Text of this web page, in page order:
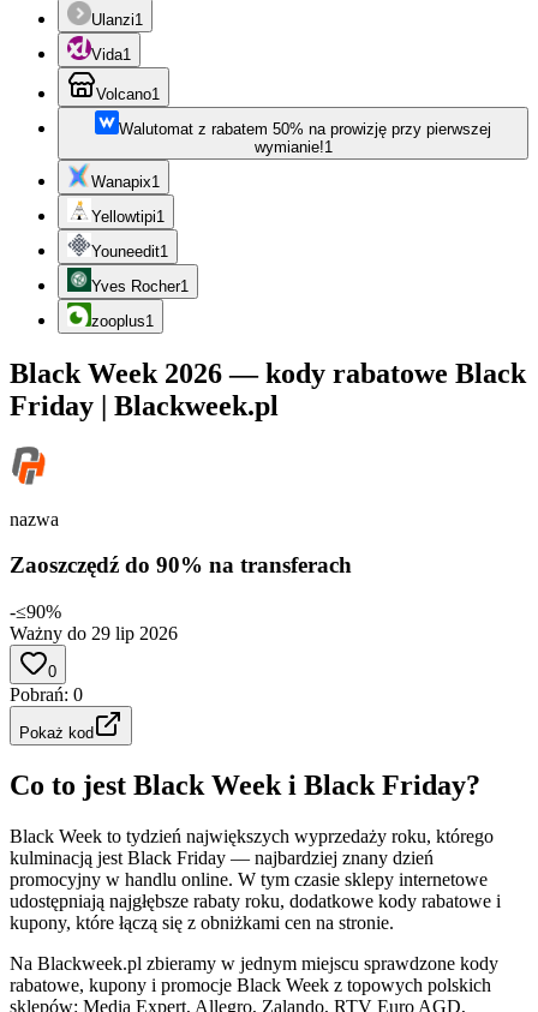
Ulanzi1
Vida1
Volcano1
Walutomat z rabatem 50% na prowizję przy pierwszej
wymianie!1
Wanapix1
Yellowtipi1
Youneedit1
Yves Rocher1
zooplus1
Black Week 2026 — kody rabatowe Black
Friday | Blackweek.pl
nazwa
Zaoszczędź do 90% na transferach
-≤90%
Ważny do 29 lip 2026
0
Pobrań: 0
Pokaż kod
Co to jest Black Week i Black Friday?
Black Week to tydzień największych wyprzedaży roku, którego
kulminacją jest Black Friday — najbardziej znany dzień
promocyjny w handlu online. W tym czasie sklepy internetowe
udostępniają najgłębsze rabaty roku, dodatkowe kody rabatowe i
kupony, które łączą się z obniżkami cen na stronie.
Na Blackweek.pl zbieramy w jednym miejscu sprawdzone kody
rabatowe, kupony i promocje Black Week z topowych polskich
sklepów: Media Expert, Allegro, Zalando, RTV Euro AGD,